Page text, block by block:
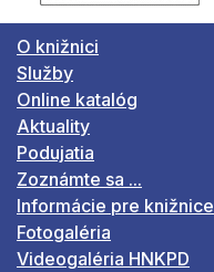
O knižnici
Služby
Online katalóg
Aktuality
Podujatia
Zoznámte sa ...
Informácie pre knižnice
Fotogaléria
Videogaléria HNKPD